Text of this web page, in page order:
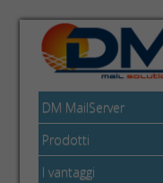
DM MailServer
Prodotti
I vantaggi